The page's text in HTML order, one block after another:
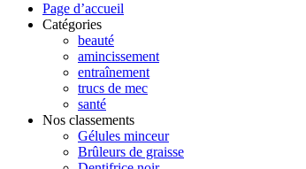
Page d’accueil
Catégories
beauté
amincissement
entraînement
trucs de mec
santé
Nos classements
Gélules minceur
Brûleurs de graisse